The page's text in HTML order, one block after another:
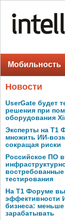
Мобильность
Новости
UserGate будет
решения при
оборудования
Эксперты на Т1
множить ИИ-
сокращая риски
Российское ПО
тестирования
На Т1 Форуме
эффективности
бизнеса:
зарабатывать